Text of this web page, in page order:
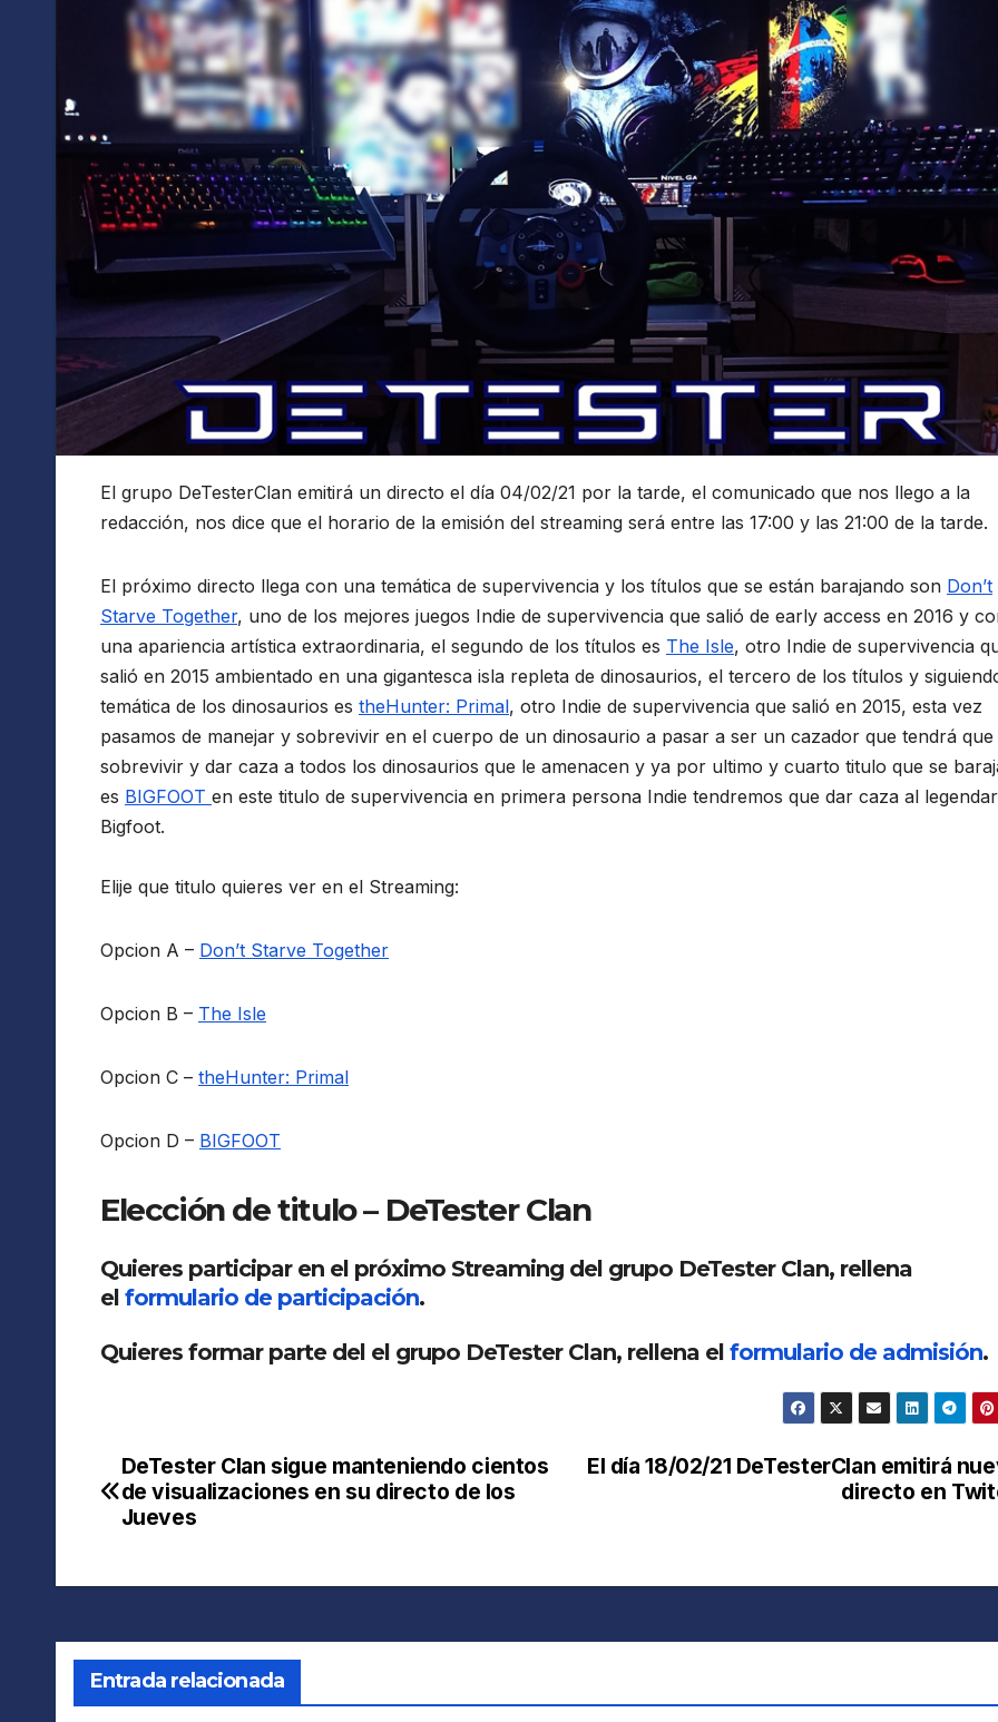
El grupo DeTesterClan emitirá un directo el día 04/02/21 por la tarde, el comunicado que nos llego a la
redacción, nos dice que el horario de la emisión del streaming será entre las 17:00 y las 21:00 de la tarde.
El próximo directo llega con una temática de supervivencia y los títulos que se están barajando son Don’t
Starve Together, uno de los mejores juegos Indie de supervivencia que salió de early access en 2016 y
una apariencia artística extraordinaria, el segundo de los títulos es The Isle, otro Indie de supervivencia
salió en 2015 ambientado en una gigantesca isla repleta de dinosaurios, el tercero de los títulos y
temática de los dinosaurios es theHunter: Primal, otro Indie de supervivencia que salió en 2015, esta vez
pasamos de manejar y sobrevivir en el cuerpo de un dinosaurio a pasar a ser un cazador que tendrá que
sobrevivir y dar caza a todos los dinosaurios que le amenacen y ya por ultimo y cuarto titulo que se
es BIGFOOT en este titulo de supervivencia en primera persona Indie tendremos que dar caza al
Bigfoot.
Elije que titulo quieres ver en el Streaming:
Opcion A – Don’t Starve Together
Opcion B – The Isle
Opcion C – theHunter: Primal
Opcion D – BIGFOOT
Elección de titulo – DeTester Clan
Quieres participar en el próximo Streaming del grupo DeTester Clan, rellena
el formulario de participación.
Quieres formar parte del el grupo DeTester Clan, rellena el formulario de admisión.
Navegación
de
El día 18/02/21 DeTesterClan emitirá
directo en
DeTester Clan sigue manteniendo cientos
de visualizaciones en su directo de los
Jueves
Entrada relacionada